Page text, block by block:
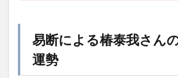
易断による椿泰我さん
運勢